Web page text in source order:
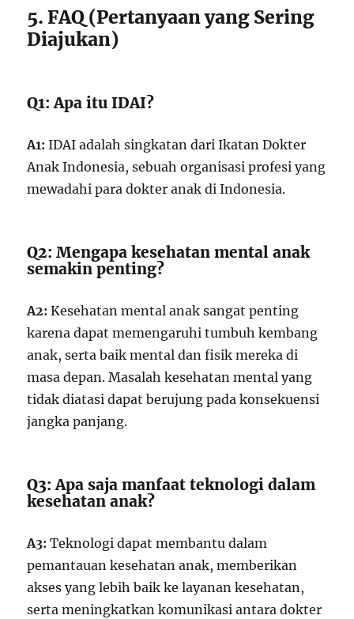
5. FAQ (Pertanyaan yang Sering
Diajukan)
Q1: Apa itu IDAI?
A1: IDAI adalah singkatan dari Ikatan Dokter
Anak Indonesia, sebuah organisasi profesi yang
mewadahi para dokter anak di Indonesia.
Q2: Mengapa kesehatan mental anak
semakin penting?
A2: Kesehatan mental anak sangat penting
karena dapat memengaruhi tumbuh kembang
anak, serta baik mental dan fisik mereka di
masa depan. Masalah kesehatan mental yang
tidak diatasi dapat berujung pada konsekuensi
jangka panjang.
Q3: Apa saja manfaat teknologi dalam
kesehatan anak?
A3: Teknologi dapat membantu dalam
pemantauan kesehatan anak, memberikan
akses yang lebih baik ke layanan kesehatan,
serta meningkatkan komunikasi antara dokter